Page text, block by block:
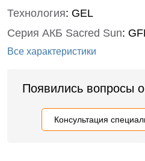
Технология: GEL
Серия АКБ Sacred Sun:
Все характеристики
Появились вопросы
Консультация